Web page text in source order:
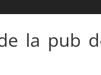
la pub